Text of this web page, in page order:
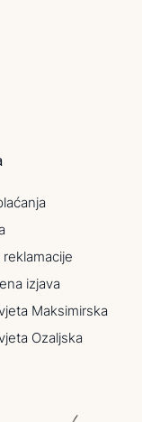
reklamacije
izjava
Maksimirska
Ozaljska